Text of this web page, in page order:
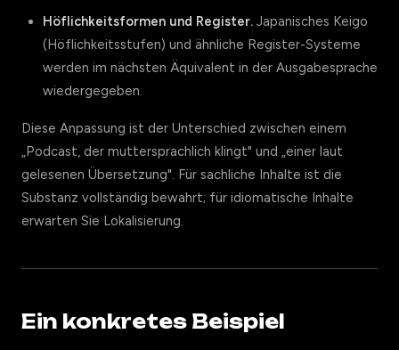
Höflichkeitsformen und Register. Japanisches Keigo
(Höflichkeitsstufen) und ähnliche Register-Systeme
werden im nächsten Äquivalent in der Ausgabesprache
wiedergegeben.
Diese Anpassung ist der Unterschied zwischen einem
„Podcast, der muttersprachlich klingt" und „einer laut
gelesenen Übersetzung". Für sachliche Inhalte ist die
Substanz vollständig bewahrt; für idiomatische Inhalte
erwarten Sie Lokalisierung.
Ein konkretes Beispiel